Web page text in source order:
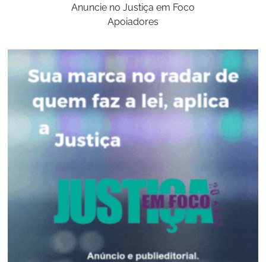
Anuncie no Justiça em Foco
Apoiadores